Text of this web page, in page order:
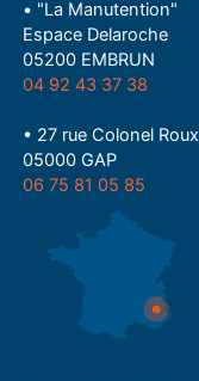
• "La Manutention"
Espace Delaroche
05200 EMBRUN
04 92 43 37 38
• 27 rue Colonel Roux
05000 GAP
06 75 81 05 85